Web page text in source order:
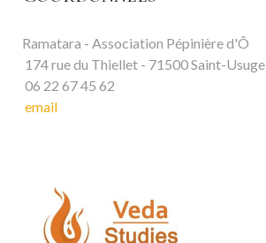
Ramatara - Association Pépinière d'Ô
174 rue du Thiellet - 71500 Saint-Usuge
06 22 67 45 62
email